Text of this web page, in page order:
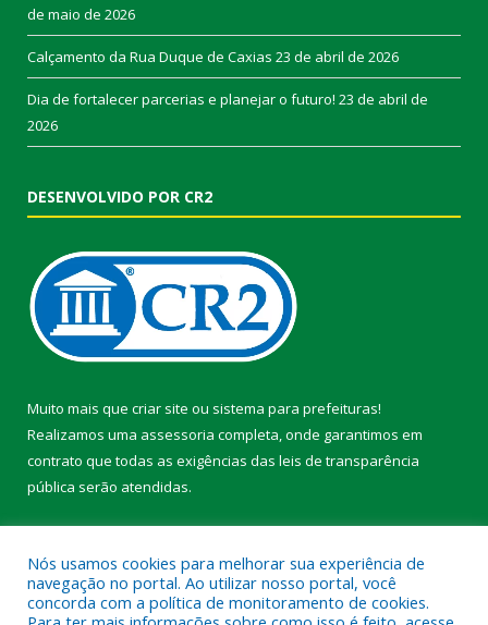
de maio de 2026
Calçamento da Rua Duque de Caxias 23 de abril de 2026
Dia de fortalecer parcerias e planejar o futuro! 23 de abril de
2026
DESENVOLVIDO POR CR2
Muito mais que criar site ou sistema para prefeituras!
Realizamos uma assessoria completa, onde garantimos em
contrato que todas as exigências das leis de transparência
pública serão atendidas.
Nós usamos cookies para melhorar sua experiência de
navegação no portal. Ao utilizar nosso portal, você
concorda com a política de monitoramento de cookies.